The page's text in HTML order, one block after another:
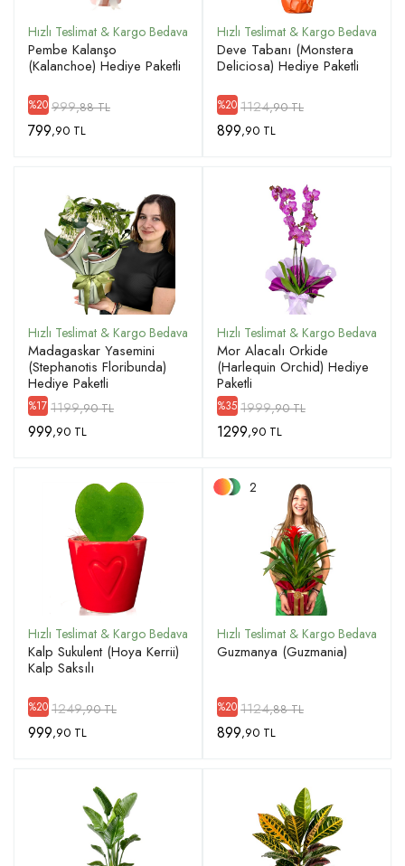
Pembe Kalanşo
(Kalanchoe) Hediye Paketli
%20 999,88 TL
799,90 TL
Deve Tabanı (Monstera
Deliciosa) Hediye Paketli
%20 1124,90 TL
899,90 TL
Madagaskar Yasemini
(Stephanotis Floribunda)
Hediye Paketli
%17 1199,90 TL
999,90 TL
Mor Alacalı Orkide
(Harlequin Orchid) Hediye
Paketli
%35 1999,90 TL
1299,90 TL
Kalp Sukulent (Hoya Kerrii)
Kalp Saksılı
%20 1249,90 TL
999,90 TL
2
Guzmanya (Guzmania)
%20 1124,88 TL
899,90 TL